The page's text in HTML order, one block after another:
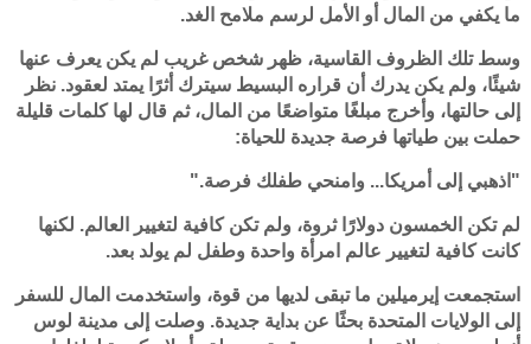
ما يكفي من المال أو الأمل لرسم ملامح الغد.
وسط تلك الظروف القاسية، ظهر شخص غريب لم يكن يعرف عنها
شيئًا، ولم يكن يدرك أن قراره البسيط سيترك أثرًا يمتد لعقود. نظر
إلى حالتها، وأخرج مبلغًا متواضعًا من المال، ثم قال لها كلمات قليلة
حملت بين طياتها فرصة جديدة للحياة:
"اذهبي إلى أمريكا... وامنحي طفلك فرصة."
لم تكن الخمسون دولارًا ثروة، ولم تكن كافية لتغيير العالم. لكنها
كانت كافية لتغيير عالم امرأة واحدة وطفل لم يولد بعد.
استجمعت إيرميلين ما تبقى لديها من قوة، واستخدمت المال للسفر
إلى الولايات المتحدة بحثًا عن بداية جديدة. وصلت إلى مدينة لوس